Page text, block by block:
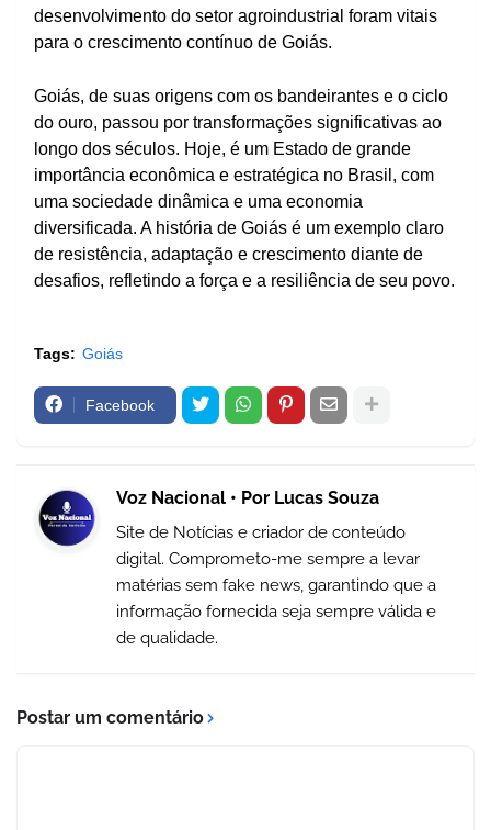
desenvolvimento do setor agroindustrial foram vitais
para o crescimento contínuo de Goiás.
Goiás, de suas origens com os bandeirantes e o ciclo
do ouro, passou por transformações significativas ao
longo dos séculos. Hoje, é um Estado de grande
importância econômica e estratégica no Brasil, com
uma sociedade dinâmica e uma economia
diversificada. A história de Goiás é um exemplo claro
de resistência, adaptação e crescimento diante de
desafios, refletindo a força e a resiliência de seu povo.
Tags: Goiás
Facebook
Voz Nacional • Por Lucas Souza
Site de Notícias e criador de conteúdo
digital. Comprometo-me sempre a levar
matérias sem fake news, garantindo que a
informação fornecida seja sempre válida e
de qualidade.
Postar um comentário